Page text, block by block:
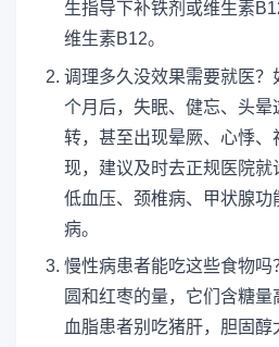
生指导下补铁剂或维生素
维生素B12。
调理多久没效果需要就医？
个月后，失眠、健忘、头晕
转，甚至出现晕厥、心悸、
现，建议及时去正规医院就
低血压、颈椎病、甲状腺功
病。
慢性病患者能吃这些食物
圆和红枣的量，它们含糖
血脂患者别吃猪肝，胆固